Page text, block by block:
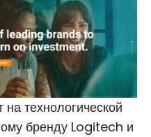
технологической
бренду Logitech и